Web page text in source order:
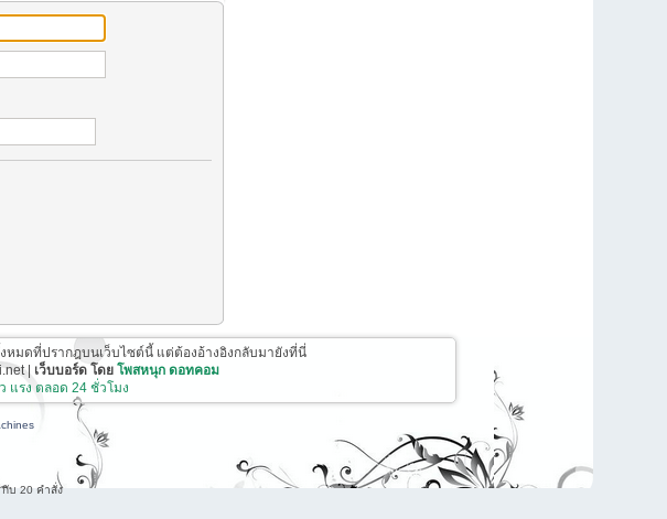
มดที่ปรากฎบนเว็บไซต์นี้ แต่ต้องอ้างอิงกลับมายังที่นี่
| เว็บบอร์ด โดย โพสหนุก ดอทคอม
แรง ตลอด 24 ชั่วโมง
บ 20 คำสั่ง